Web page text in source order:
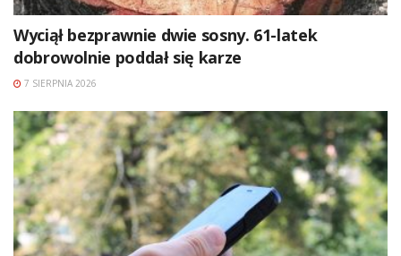
Wyciął bezprawnie dwie sosny. 61-latek
dobrowolnie poddał się karze
7 SIERPNIA 2026